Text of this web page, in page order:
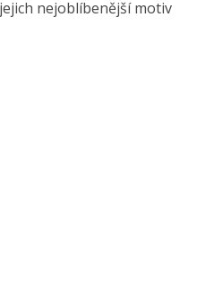
nejoblíbenější motiv